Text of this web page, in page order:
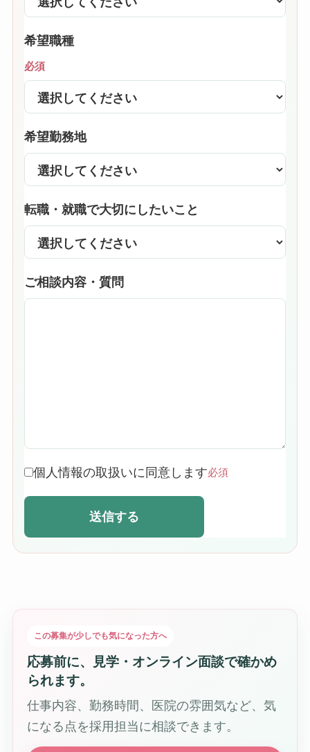
希望職種
必須
希望勤務地
転職・就職で大切にしたいこと
ご相談内容・質問
個人情報の取扱いに同意します必須
送信する
この募集が少しでも気になった方へ
応募前に、見学・オンライン面談で確かめ
られます。
仕事内容、勤務時間、医院の雰囲気など、気
になる点を採用担当に相談できます。